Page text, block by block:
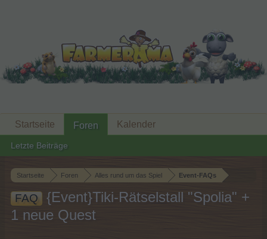
Startseite Foren Alles rund um das Spiel Event-FAQs
FAQ
{Event}Tiki-Rätselstall "Spolia" +
1 neue Quest
Startseite Foren
Letzte Beiträge
Kalender